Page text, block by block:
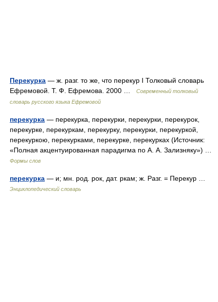
Перекурка — ж. разг. то же, что перекур I Толковый словарь
Ефремовой. Т. Ф. Ефремова. 2000 …
Современный толковый
словарь русского языка Ефремовой
перекурка — перекурка, перекурки, перекурки, перекурок,
перекурке, перекуркам, перекурку, перекурки, перекуркой,
перекуркою, перекурками, перекурке, перекурках (Источник:
«Полная акцентуированная парадигма по А. А. Зализняку») …
Формы слов
перекурка — и; мн. род. рок, дат. ркам; ж. Разг. = Перекур …
Энциклопедический словарь